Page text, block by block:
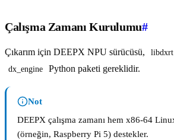
Çalışma Zamanı Kurulumu#
Çıkarım için DEEPX NPU sürücüsü, libdxrt
dx_engine Python paketi gereklidir.
Not
DEEPX çalışma zamanı hem x86-64
(örneğin, Raspberry Pi 5) destekler.